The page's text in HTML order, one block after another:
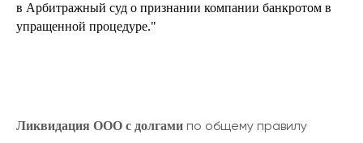
в Арбитражный суд о признании компании банкротом в
упращенной процедуре."
Ликвидация ООО с долгами по общему правилу